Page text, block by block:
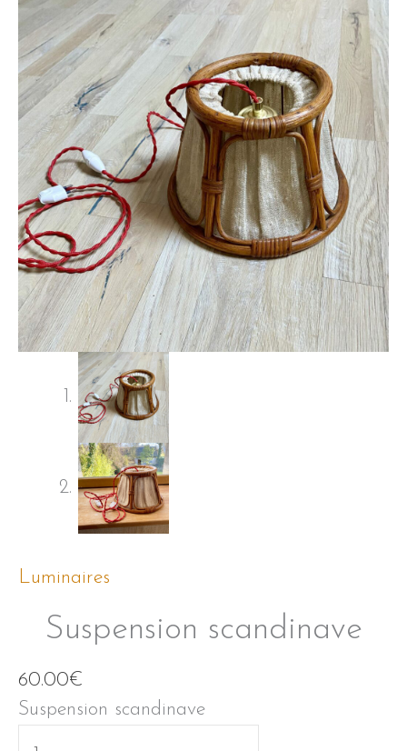
Luminaires
Suspension scandinave
60.00€
Suspension scandinave